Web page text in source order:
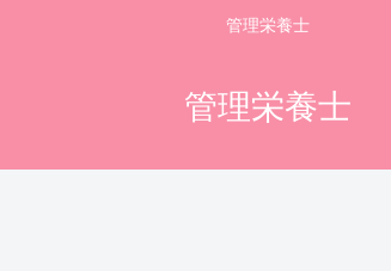
管理栄養士
管理栄養士